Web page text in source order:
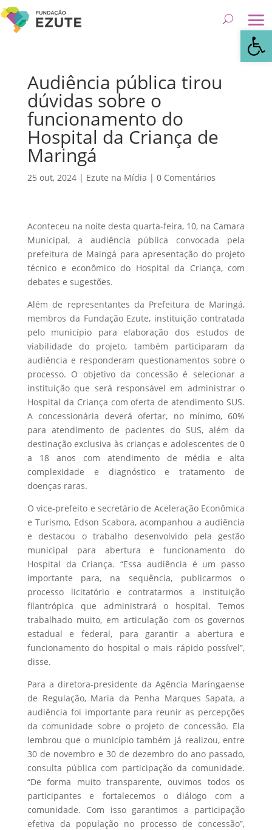
Audiência pública tirou
dúvidas sobre o
funcionamento do
Hospital da Criança de
Maringá
25 out, 2024| Ezute na Mídia | 0 Comentários
Aconteceu na noite desta quarta-feira, 10, na Camara
Municipal, a audiência pública convocada pela
prefeitura de Maingá para apresentação do projeto
técnico e econômico do Hospital da Criança, com
debates e sugestões.
Além de representantes da Prefeitura de Maringá,
membros da Fundação Ezute, instituição contratada
pelo município para elaboração dos estudos de
viabilidade do projeto, também participaram da
audiência e responderam questionamentos sobre o
processo. O objetivo da concessão é selecionar a
instituição que será responsável em administrar o
Hospital da Criança com oferta de atendimento SUS.
A concessionária deverá ofertar, no mínimo, 60%
para atendimento de pacientes do SUS, além da
destinação exclusiva às crianças e adolescentes de 0
a 18 anos com atendimento de média e alta
complexidade e diagnóstico e tratamento de
doenças raras.
O vice-prefeito e secretário de Aceleração Econômica
e Turismo, Edson Scabora, acompanhou a audiência
e destacou o trabalho desenvolvido pela gestão
municipal para abertura e funcionamento do
Hospital da Criança. “Essa audiência é um passo
importante para, na sequência, publicarmos o
processo licitatório e contratarmos a instituição
filantrópica que administrará o hospital. Temos
trabalhado muito, em articulação com os governos
estadual e federal, para garantir a abertura e
funcionamento do hospital o mais rápido possível”,
disse.
Para a diretora-presidente da Agência Maringaense
de Regulação, Maria da Penha Marques Sapata, a
audiência foi importante para reunir as percepções
da comunidade sobre o projeto de concessão. Ela
lembrou que o município também já realizou, entre
30 de novembro e 30 de dezembro do ano passado,
consulta pública com participação da comunidade.
“De forma muito transparente, ouvimos todos os
participantes e fortalecemos o diálogo com a
comunidade. Com isso garantimos a participação
efetiva da população no processo de concessão”,
Abrir